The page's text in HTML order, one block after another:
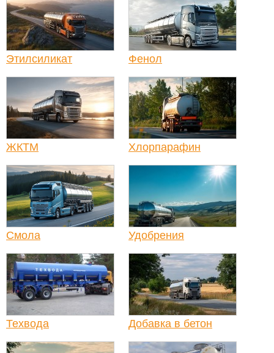
Этилсиликат Фенол
ЖКТМ Хлорпарафин
Смола Удобрения
Техвода Добавка в бетон